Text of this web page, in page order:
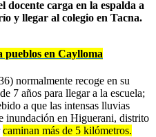
docente carga en la espalda a
y llegar al colegio en Tacna.
pueblos en Caylloma
normalmente recoge en su
7 años para llegar a la escuela;
a que las intensas lluvias
inundación en Higuerani, distrito
caminan más de 5 kilómetros.